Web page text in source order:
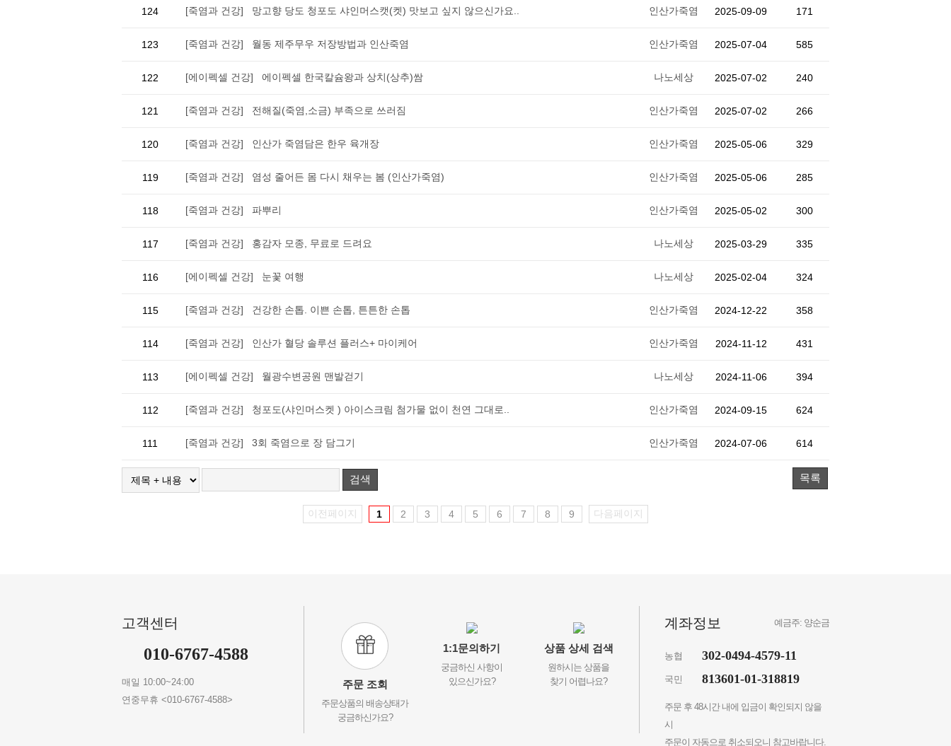
124 [죽염과 건강] 망고향 당도 청포도 샤인머스캣(켓) 맛보고 싶지 않으신가요.. 인산가죽염 2025-09-09 171
123 [죽염과 건강] 월동 제주무우 저장방법과 인산죽염 인산가죽염 2025-07-04 585
122 [에이펙셀 건강] 에이펙셀 한국칼슘왕과 상치(상추)쌈 나노세상 2025-07-02 240
121 [죽염과 건강] 전해질(죽염,소금) 부족으로 쓰러짐 인산가죽염 2025-07-02 266
120 [죽염과 건강] 인산가 죽염담은 한우 육개장 인산가죽염 2025-05-06 329
119 [죽염과 건강] 염성 줄어든 몸 다시 채우는 봄 (인산가죽염) 인산가죽염 2025-05-06 285
118 [죽염과 건강] 파뿌리 인산가죽염 2025-05-02 300
117 [죽염과 건강] 홍감자 모종, 무료로 드려요 나노세상 2025-03-29 335
116 [에이펙셀 건강] 눈꽃 여행 나노세상 2025-02-04 324
115 [죽염과 건강] 건강한 손톱. 이쁜 손톱, 튼튼한 손톱 인산가죽염 2024-12-22 358
114 [죽염과 건강] 인산가 혈당 솔루션 플러스+ 마이케어 인산가죽염 2024-11-12 431
113 [에이펙셀 건강] 월광수변공원 맨발걷기 나노세상 2024-11-06 394
112 [죽염과 건강] 청포도(샤인머스켓 ) 아이스크림 첨가물 없이 천연 그대로.. 인산가죽염 2024-09-15 624
111 [죽염과 건강] 3회 죽염으로 장 담그기 인산가죽염 2024-07-06 614
검색 목록
이전페이지 1 2 3 4 5 6 7 8 9 다음페이지
고객센터
010-6767-4588
매일 10:00~24:00
연중무휴 <010-6767-4588>
주문 조회
주문상품의 배송상태가
궁금하신가요?
1:1문의하기
궁금하신 사항이
있으신가요?
상품 상세 검색
원하시는 상품을
찾기 어렵나요?
계좌정보 예금주: 양순금
농협
국민
302-0494-4579-11
813601-01-318819
주문 후 48시간 내에 입금이 확인되지 않을
시
주문이 자동으로 취소되오니 참고바랍니다.